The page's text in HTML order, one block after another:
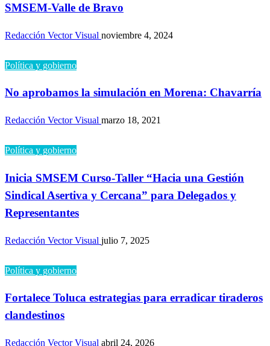
SMSEM-Valle de Bravo
Redacción Vector Visual noviembre 4, 2024
Política y gobierno
No aprobamos la simulación en Morena: Chavarría
Redacción Vector Visual marzo 18, 2021
Política y gobierno
Inicia SMSEM Curso-Taller “Hacia una Gestión
Sindical Asertiva y Cercana” para Delegados y
Representantes
Redacción Vector Visual julio 7, 2025
Política y gobierno
Fortalece Toluca estrategias para erradicar tiraderos
clandestinos
Redacción Vector Visual abril 24, 2026